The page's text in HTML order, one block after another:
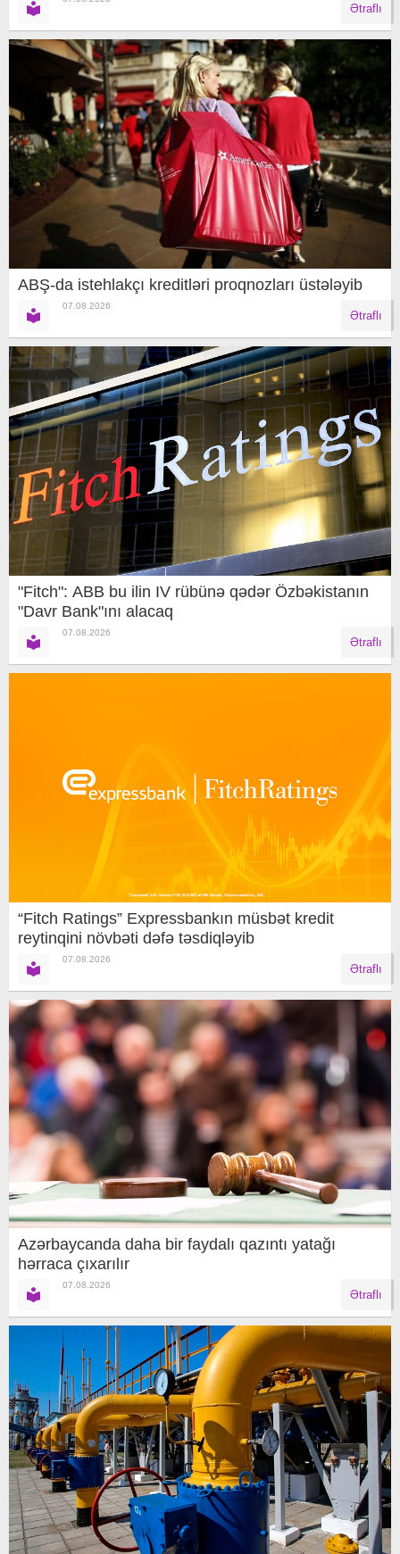
Ətraflı
ABŞ-da istehlakçı kreditləri proqnozları üstələyib
07.08.2026
Ətraflı
"Fitch": ABB bu ilin IV rübünə qədər Özbəkistanın
"Davr Bank"ını alacaq
07.08.2026
Ətraflı
“Fitch Ratings” Expressbankın müsbət kredit
reytinqini növbəti dəfə təsdiqləyib
07.08.2026
Ətraflı
Azərbaycanda daha bir faydalı qazıntı yatağı
hərraca çıxarılır
07.08.2026
Ətraflı